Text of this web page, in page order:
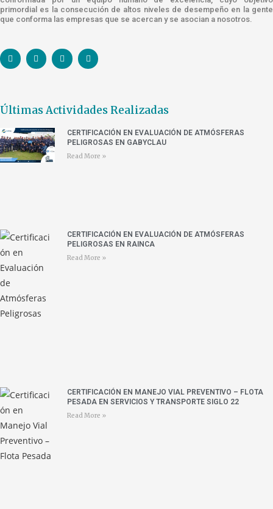
primordial es la consecución de altos niveles de desempeño en la gente
que conforma las empresas que se acercan y se asocian a nosotros.
Últimas Actividades Realizadas
CERTIFICACIÓN EN EVALUACIÓN DE ATMÓSFERAS
PELIGROSAS EN GABYCLAU
Read More »
CERTIFICACIÓN EN EVALUACIÓN DE ATMÓSFERAS
PELIGROSAS EN RAINCA
Read More »
CERTIFICACIÓN EN MANEJO VIAL PREVENTIVO – FLOTA
PESADA EN SERVICIOS Y TRANSPORTE SIGLO 22
Read More »